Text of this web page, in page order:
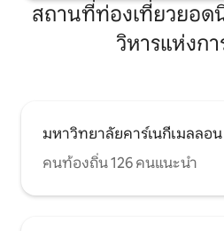
สถานที่ท่องเที่ยวยอด
วิหารแห่งกา
มหาวิทยาลัยคาร์เนกีเมลลอน
คนท้องถิ่น 126 คนแนะนำ